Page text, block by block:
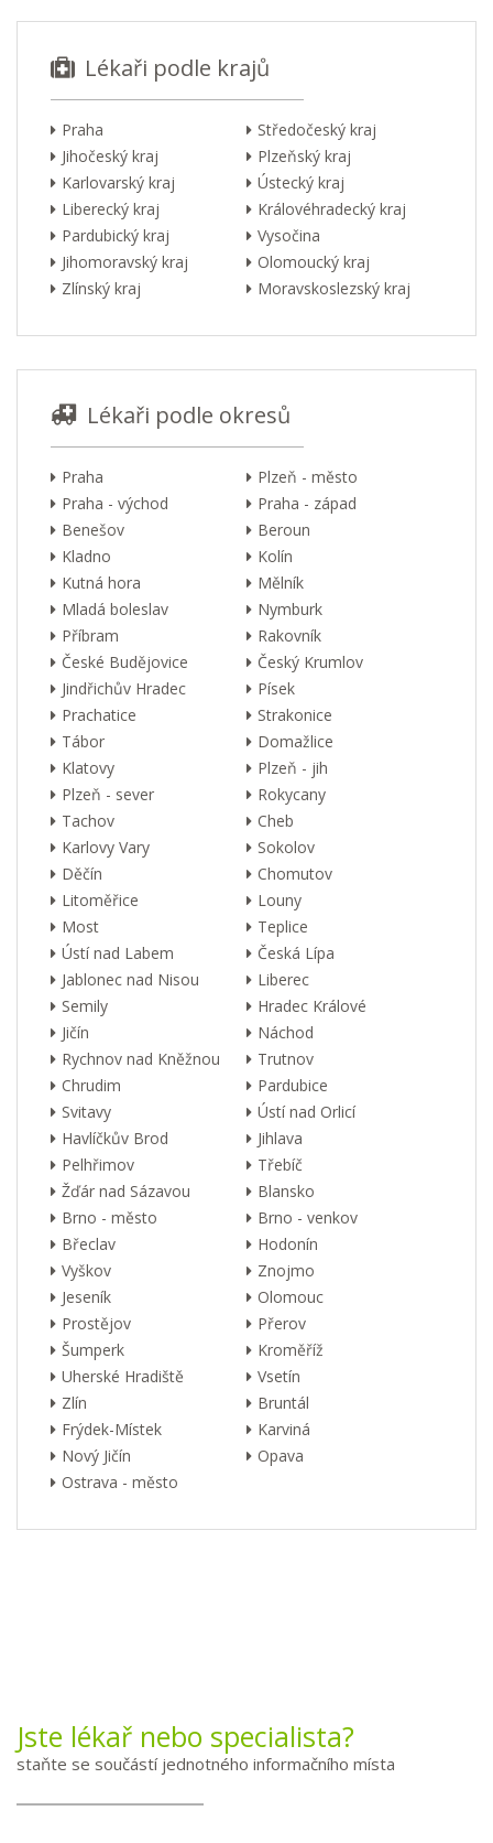
Lékaři podle krajů
Praha
Středočeský kraj
Jihočeský kraj
Plzeňský kraj
Karlovarský kraj
Ústecký kraj
Liberecký kraj
Královéhradecký kraj
Pardubický kraj
Vysočina
Jihomoravský kraj
Olomoucký kraj
Zlínský kraj
Moravskoslezský kraj
Lékaři podle okresů
Praha
Plzeň - město
Praha - východ
Praha - západ
Benešov
Beroun
Kladno
Kolín
Kutná hora
Mělník
Mladá boleslav
Nymburk
Příbram
Rakovník
České Budějovice
Český Krumlov
Jindřichův Hradec
Písek
Prachatice
Strakonice
Tábor
Domažlice
Klatovy
Plzeň - jih
Plzeň - sever
Rokycany
Tachov
Cheb
Karlovy Vary
Sokolov
Děčín
Chomutov
Litoměřice
Louny
Most
Teplice
Ústí nad Labem
Česká Lípa
Jablonec nad Nisou
Liberec
Semily
Hradec Králové
Jičín
Náchod
Rychnov nad Kněžnou
Trutnov
Chrudim
Pardubice
Svitavy
Ústí nad Orlicí
Havlíčkův Brod
Jihlava
Pelhřimov
Třebíč
Žďár nad Sázavou
Blansko
Brno - město
Brno - venkov
Břeclav
Hodonín
Vyškov
Znojmo
Jeseník
Olomouc
Prostějov
Přerov
Šumperk
Kroměříž
Uherské Hradiště
Vsetín
Zlín
Bruntál
Frýdek-Místek
Karviná
Nový Jičín
Opava
Ostrava - město
Jste lékař nebo specialista?
staňte se součástí jednotného informačního místa